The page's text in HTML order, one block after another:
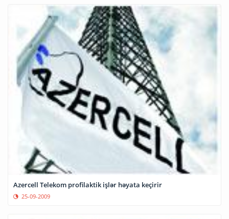
Azercell Telekom profilaktik işlər həyata keçirir
25-09-2009